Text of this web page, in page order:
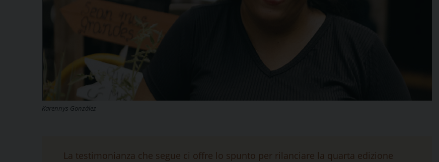
Karennys González
La testimonianza che segue ci offre lo spunto per rilanciare la quarta edizione